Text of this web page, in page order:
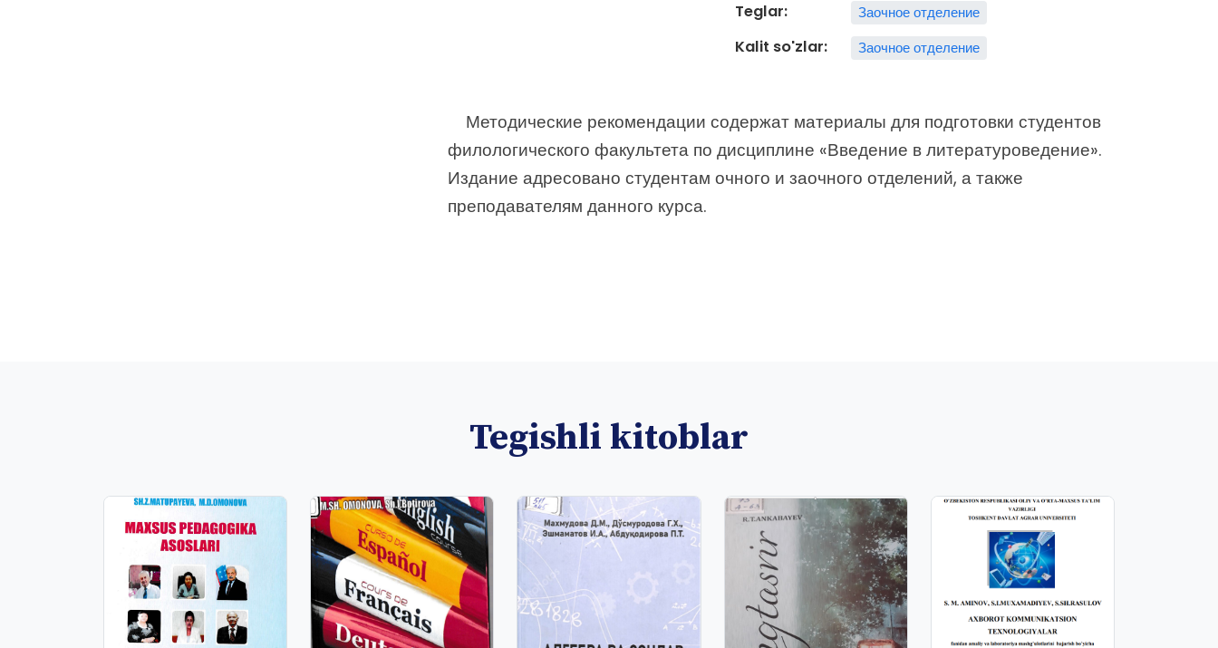
Teglar:
Заочное отделение
Kalit so'zlar: Заочное отделение
Методические рекомендации содержат материалы для подготовки студентов
филологического факультета по дисциплине «Введение в литературоведение».
Издание адресовано студентам очного и заочного отделений, а также
преподавателям данного курса.
Tegishli kitoblar